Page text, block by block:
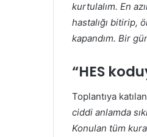
kurtulalım. En
hastalığı bitirip,
kapandım. Bir
“HES
Toplantıya
ciddi anlamda
Konulan tüm